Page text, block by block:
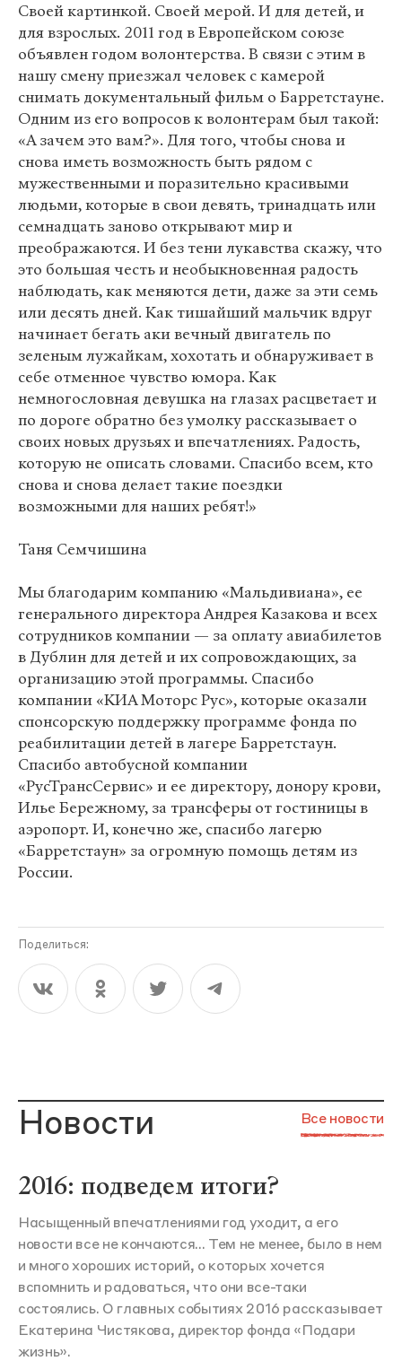
Своей картинкой. Своей мерой. И для детей, и
для взрослых. 2011 год в Европейском союзе
объявлен годом волонтерства. В связи с этим в
нашу смену приезжал человек с камерой
снимать документальный фильм о Барретстауне.
Одним из его вопросов к волонтерам был такой:
«А зачем это вам?». Для того, чтобы снова и
снова иметь возможность быть рядом с
мужественными и поразительно красивыми
людьми, которые в свои девять, тринадцать или
семнадцать заново открывают мир и
преображаются. И без тени лукавства скажу, что
это большая честь и необыкновенная радость
наблюдать, как меняются дети, даже за эти семь
или десять дней. Как тишайший мальчик вдруг
начинает бегать аки вечный двигатель по
зеленым лужайкам, хохотать и обнаруживает в
себе отменное чувство юмора. Как
немногословная девушка на глазах расцветает и
по дороге обратно без умолку рассказывает о
своих новых друзьях и впечатлениях. Радость,
которую не описать словами. Спасибо всем, кто
снова и снова делает такие поездки
возможными для наших ребят!»
Таня Семчишина
Мы благодарим компанию «Мальдивиана», ее
генерального директора Андрея Казакова и всех
сотрудников компании — за оплату авиабилетов
в Дублин для детей и их сопровождающих, за
организацию этой программы. Спасибо
компании «КИА Моторс Рус», которые оказали
спонсорскую поддержку программе фонда по
реабилитации детей в лагере Барретстаун.
Спасибо автобусной компании
«РусТрансСервис» и ее директору, донору крови,
Илье Бережному, за трансферы от гостиницы в
аэропорт. И, конечно же, спасибо лагерю
«Барретстаун» за огромную помощь детям из
России.
Поделиться:
Новости Все новости
2016: подведем итоги?
Насыщенный впечатлениями год уходит, а его
новости все не кончаются... Тем не менее, было в нем
и много хороших историй, о которых хочется
вспомнить и радоваться, что они все-таки
состоялись. О главных событиях 2016 рассказывает
Екатерина Чистякова, директор фонда «Подари
жизнь».